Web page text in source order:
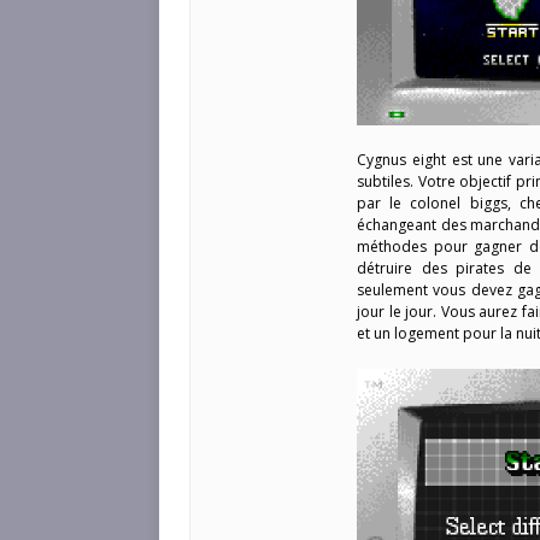
Cygnus eight est une
subtiles. Votre objectif
par le colonel biggs,
échangeant des
méthodes pour gagner
détruire des pirates de
seulement vous devez
jour le jour. Vous aurez
et un logement pour la